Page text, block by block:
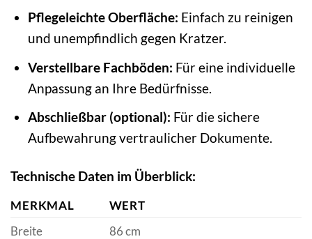
Pflegeleichte Oberfläche: Einfach zu reinigen
und unempfindlich gegen Kratzer.
Verstellbare Fachböden: Für eine individuelle
Anpassung an Ihre Bedürfnisse.
Abschließbar (optional): Für die sichere
Aufbewahrung vertraulicher Dokumente.
Technische Daten im Überblick:
MERKMAL
WERT
Breite
86 cm